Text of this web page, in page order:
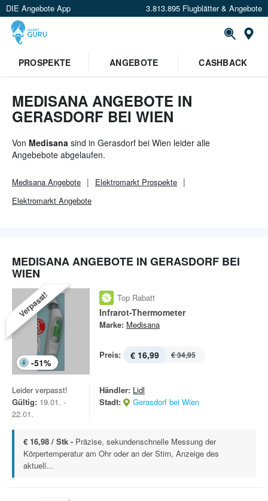
DIE Angebote App 3.813.895 Flugblätter & Angebote
PROSPEKTE
ANGEBOTE CASHBACK
MEDISANA ANGEBOTE IN
GERASDORF BEI WIEN
Von Medisana sind in Gerasdorf bei Wien leider alle
Angebebote abgelaufen.
Medisana Angebote Elektromarkt Prospekte
Elektromarkt Angebote
MEDISANA ANGEBOTE IN GERASDORF BEI
WIEN
Verpasst!
-51%
Top Rabatt
Infrarot-Thermometer
Marke: Medisana
Preis: € 16,99 € 34,95
Leider verpasst!
Gültig: 19.01. -
22.01.
Händler: Lidl
Stadt:
Gerasdorf bei Wien
€ 16,98 / Stk - Präzise, sekundenschnelle Messung der
Körpertemperatur am Ohr oder an der Stirn, Anzeige des
aktuell...